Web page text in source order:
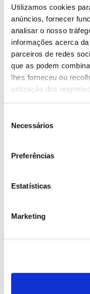
Utilizamos cookies
anúncios, fornecer
analisar o nosso
informações acerca
parceiros de redes
que as podem
lhes forneceu ou
utilização dos
Necessários
Preferências
Estatísticas
Marketing
facilidade com que,
utilizar para vários
cores, aromas e
de, através desta
curiosidade,
novas formas de
realidade concreta
Célia Maria Martins
licenciatura em
não mais parou
várias ações que
tudo, desde a área
o Ser Humano na